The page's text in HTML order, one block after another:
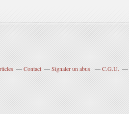
Contact Signaler un abus C.G.U.